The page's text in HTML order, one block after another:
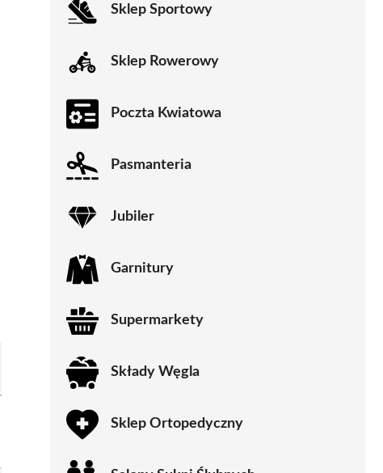
Sklep Sportowy
Sklep Rowerowy
Poczta Kwiatowa
Pasmanteria
Jubiler
Garnitury
Supermarkety
Składy Węgla
Sklep Ortopedyczny